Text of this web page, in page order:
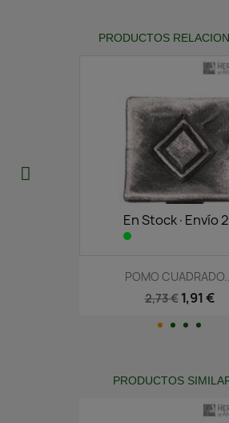
PRODUCTOS
En Stock·Envío
POMO
2,73 € 1,91 €
PRODUCTOS